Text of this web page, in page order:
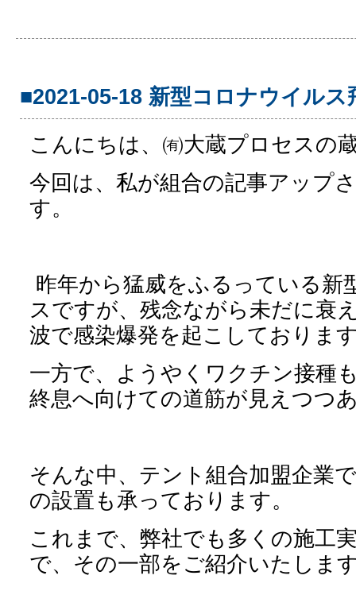
■2021-05-18 新型コロナウイルス
こんにちは、㈲大蔵プロセスの
今回は、私が組合の記事アップ
す。
昨年から猛威をふるっている新
スですが、残念ながら未だに衰
波で感染爆発を起こしておりま
一方で、ようやくワクチン接種
終息へ向けての道筋が見えつつ
そんな中、テント組合加盟企業
の設置も承っております。
これまで、弊社でも多くの施工
で、その一部をご紹介いたしま